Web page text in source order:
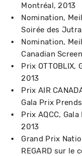
Montréal 2013
Nomination,
Soirée des Jutra
Nomination,
Canadian
Prix OTTOBLIX
2013
Prix AIR
Gala Prix
Prix AQCC
2013
Grand Prix
REGARD sur le